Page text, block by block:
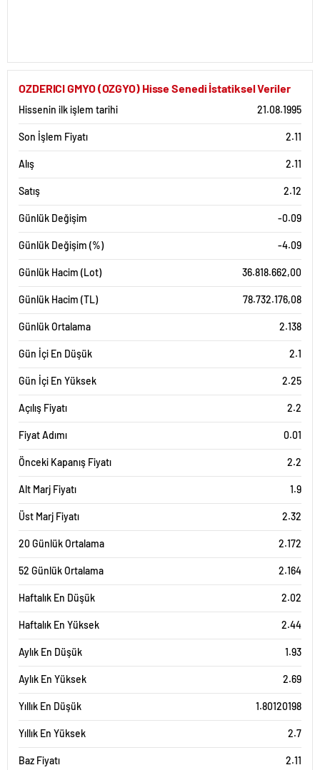
OZDERICI GMYO (OZGYO) Hisse Senedi İstatiksel Veriler
Hissenin ilk işlem tarihi 21.08.1995
Son İşlem Fiyatı 2.11
Alış 2.11
Satış 2.12
Günlük Değişim -0.09
Günlük Değişim (%) -4.09
Günlük Hacim (Lot) 36.818.662,00
Günlük Hacim (TL) 78.732.176,08
Günlük Ortalama 2.138
Gün İçi En Düşük 2.1
Gün İçi En Yüksek 2.25
Açılış Fiyatı 2.2
Fiyat Adımı 0.01
Önceki Kapanış Fiyatı 2.2
Alt Marj Fiyatı 1.9
Üst Marj Fiyatı 2.32
20 Günlük Ortalama 2.172
52 Günlük Ortalama 2.164
Haftalık En Düşük 2.02
Haftalık En Yüksek 2.44
Aylık En Düşük 1.93
Aylık En Yüksek 2.69
Yıllık En Düşük 1.80120198
Yıllık En Yüksek 2.7
Baz Fiyatı 2.11